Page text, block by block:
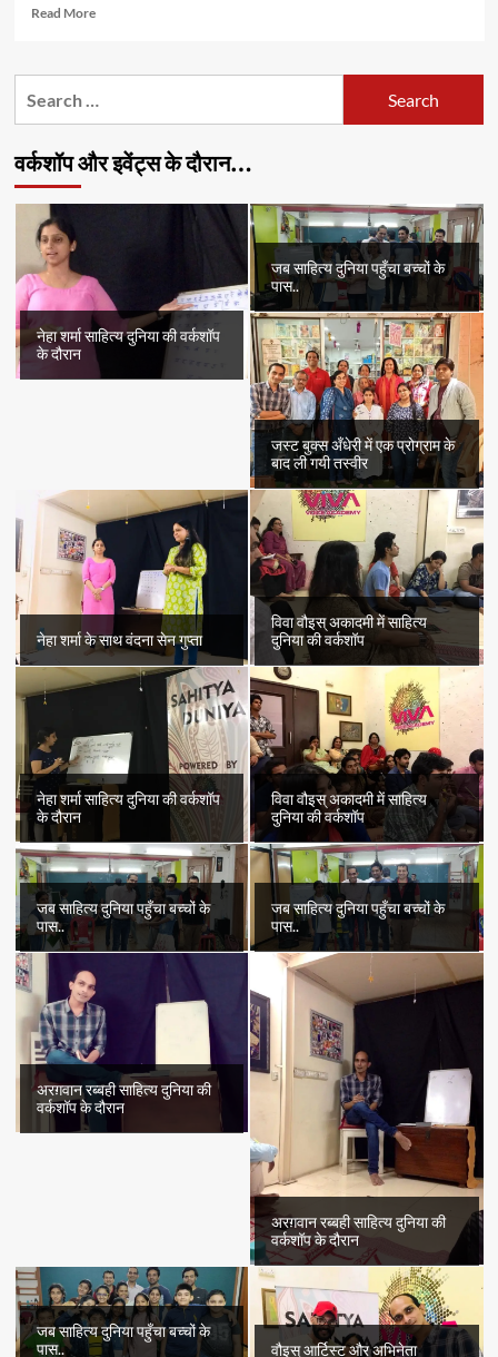
Read MoreRead
डरपोक
वर्कशॉप और इवेंट्स के दौरान…
नेहा शर्मा साहित्य दुनिया की वर्कशॉप
के दौरान
जब साहित्य दुनिया पहुँचा बच्चों के
पास..
जस्ट बुक्स अँधेरी में एक प्रोग्राम के
बाद ली गयी तस्वीर
नेहा शर्मा के साथ वंदना सेन गुप्ता
विवा वौइस् अकादमी में साहित्य
दुनिया की वर्कशॉप
नेहा शर्मा साहित्य दुनिया की वर्कशॉप
के दौरान
विवा वौइस् अकादमी में साहित्य
दुनिया की वर्कशॉप
जब साहित्य दुनिया पहुँचा बच्चों के
पास..
जब साहित्य दुनिया पहुँचा बच्चों के
पास..
अरग़वान रब्बही साहित्य दुनिया की
वर्कशॉप के दौरान
अरग़वान रब्बही साहित्य दुनिया की
वर्कशॉप के दौरान
जब साहित्य दुनिया पहुँचा बच्चों के
पास..
वौइस् आर्टिस्ट और अभिनेता